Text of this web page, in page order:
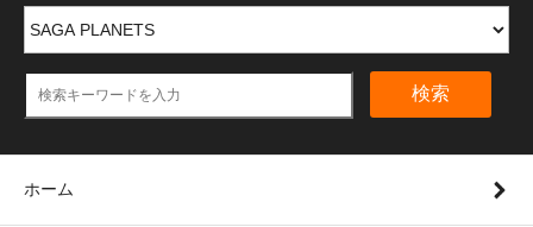
検索
ホーム